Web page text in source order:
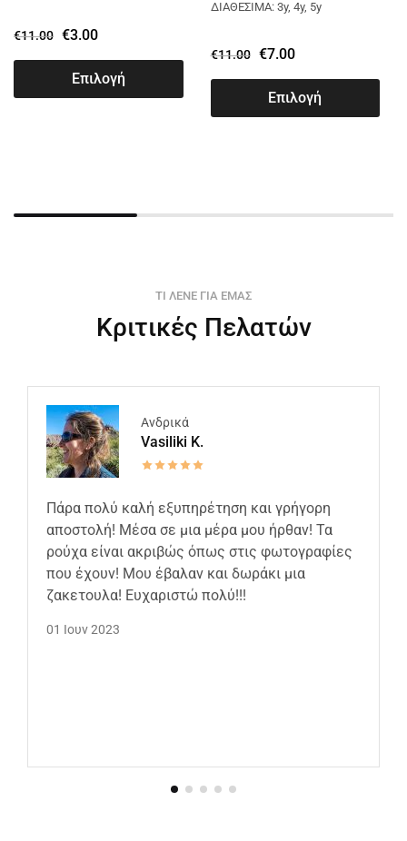
€11.00 €3.00
Επιλογή
ΔΙΑΘΕΣΙΜΑ: 3y, 4y, 5y
€11.00 €7.00
Επιλογή
ΤΙ ΛΕΝΕ ΓΙΑ ΕΜΑΣ
Κριτικές Πελατών
Ανδρικά
Vasiliki K.
Πάρα πολύ καλή εξυπηρέτηση και γρήγορη
αποστολή! Μέσα σε μια μέρα μου ήρθαν! Τα
ρούχα είναι ακριβώς όπως στις φωτογραφίες
που έχουν! Μου έβαλαν και δωράκι μια
ζακετουλα! Ευχαριστώ πολύ!!!
01 Ιουν 2023